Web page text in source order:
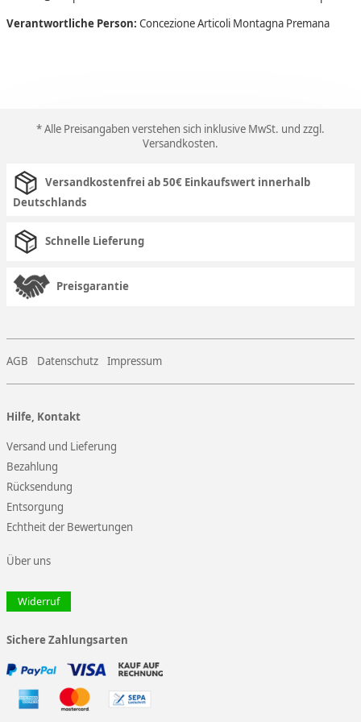
Verantwortliche Person: Concezione Articoli Montagna Premana
* Alle Preisangaben verstehen sich inklusive MwSt. und zzgl.
Versandkosten.
Versandkostenfrei ab 50€ Einkaufswert innerhalb
Deutschlands
Schnelle Lieferung
Preisgarantie
AGB Datenschutz Impressum
Hilfe, Kontakt
Versand und Lieferung
Bezahlung
Rücksendung
Entsorgung
Echtheit der Bewertungen
Über uns
Widerruf
Sichere Zahlungsarten